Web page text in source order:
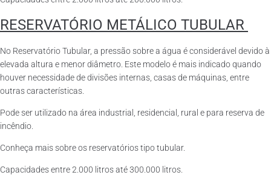
RESERVATÓRIO METÁLICO TUBULAR
No Reservatório Tubular, a pressão sobre a água é considerável devido à
elevada altura e menor diâmetro. Este modelo é mais indicado quando
houver necessidade de divisões internas, casas de máquinas, entre
outras características.
Pode ser utilizado na área industrial, residencial, rural e para reserva de
incêndio.
Conheça mais sobre os reservatórios tipo tubular.
Capacidades entre 2.000 litros até 300.000 litros.